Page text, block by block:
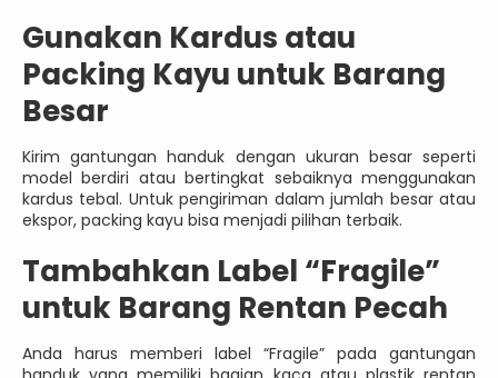
Gunakan Kardus atau
Packing Kayu untuk Barang
Besar
Kirim gantungan handuk dengan ukuran besar seperti
model berdiri atau bertingkat sebaiknya menggunakan
kardus tebal. Untuk pengiriman dalam jumlah besar atau
ekspor, packing kayu bisa menjadi pilihan terbaik.
Tambahkan Label “Fragile”
untuk Barang Rentan Pecah
Anda harus memberi label “Fragile” pada gantungan